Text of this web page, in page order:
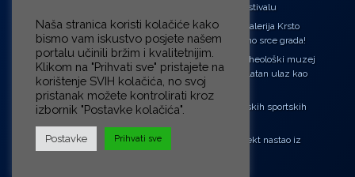
Green Montenegro International Film Festivalu
U središtu Petrinje otvorena obnovljena Galerija Krsto
Hegedušić: Kultura vraćena kući, u samo srce grada!
Od petka do nedjelje (31.7. – 2.8.2026.) Arheološki muzej
u Zagrebu otvara vrata građanima: Besplatan ulaz kao
zaklon od toplinskog vala
‘Ni med cvetjem ni pravice’ na Aleji hrvatskih sportskih
“Rubikova kocka – složi svoju priču”, projekt nastao iz
potrebe da se čuje glas djece!
Naša stranica koristi kolačiće kako
bismo vam iskustvo posjete našem
portalu učinili bržim i kvalitetnijim.
Klikom na "Prihvati sve" pristajete na
korištenje SVIH kolačića, no svoj
pristanak možete kontrolirati kroz
izbornik "Postavke kolačića".
Postavke Prihvati sve